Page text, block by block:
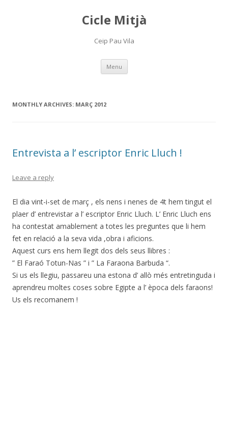
Cicle Mitjà
Ceip Pau Vila
Menu Skip
content
MONTHLY ARCHIVES: MARÇ 2012
Entrevista a l’ escriptor Enric Lluch !
Leave a reply
El dia vint-i-set de març , els nens i nenes de 4t hem tingut el
plaer d’ entrevistar a l’ escriptor Enric Lluch. L’ Enric Lluch ens
ha contestat amablement a totes les preguntes que li hem
fet en relació a la seva vida ,obra i aficions.
Aquest curs ens hem llegit dos dels seus llibres :
” El Faraó Totun-Nas ” i ” La Faraona Barbuda “.
Si us els llegiu, passareu una estona d’ allò més entretinguda i
aprendreu moltes coses sobre Egipte a l’ època dels faraons!
Us els recomanem !